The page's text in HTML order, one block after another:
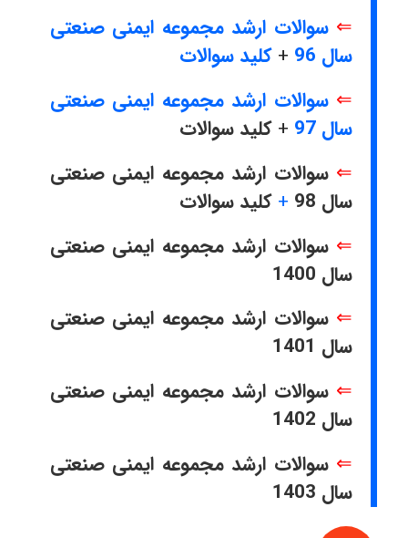
⇐ سوالات ارشد مجموعه ایمنی صنعتی
سال 96
+ کلید سوالات
⇐ سوالات ارشد مجموعه ایمنی صنعتی
سال 97
+ کلید سوالات
⇐ سوالات ارشد مجموعه ایمنی صنعتی
سال 98
+ کلید سوالات
⇐ سوالات ارشد مجموعه ایمنی صنعتی
سال 1400
⇐ سوالات ارشد مجموعه ایمنی صنعتی
سال 1401
⇐ سوالات ارشد مجموعه ایمنی صنعتی
سال 1402
⇐ سوالات ارشد مجموعه ایمنی صنعتی
سال 1403